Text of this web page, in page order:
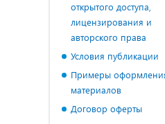
открытого доступа,
лицензирования и
авторского права
Условия публикации
Примеры
материалов
Договор оферты